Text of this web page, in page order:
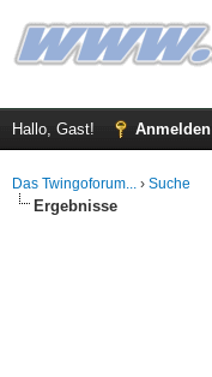
Hallo, Gast! Anmelden
Das Twingoforum... › Suche
Ergebnisse